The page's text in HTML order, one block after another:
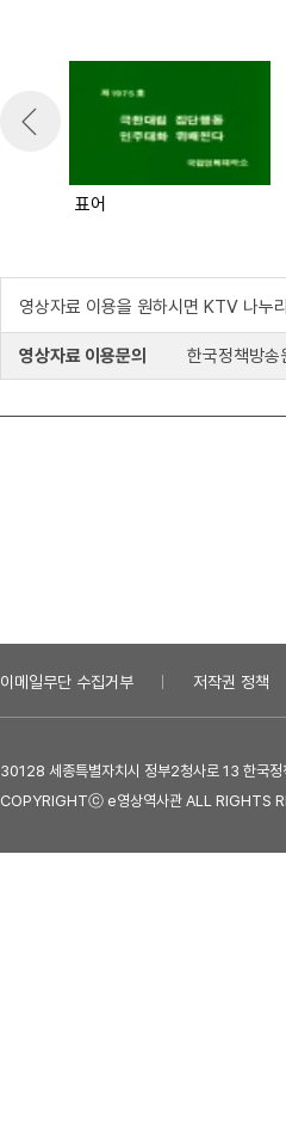
표어
영상자료 이용을 원하시면 KTV 나
영상자료 이용문의 한국정책방
이메일무단 수집거부 저작권 정책
30128 세종특별자치시 정부2청사로 13 한
COPYRIGHTⓒ e영상역사관 ALL RIGHTS